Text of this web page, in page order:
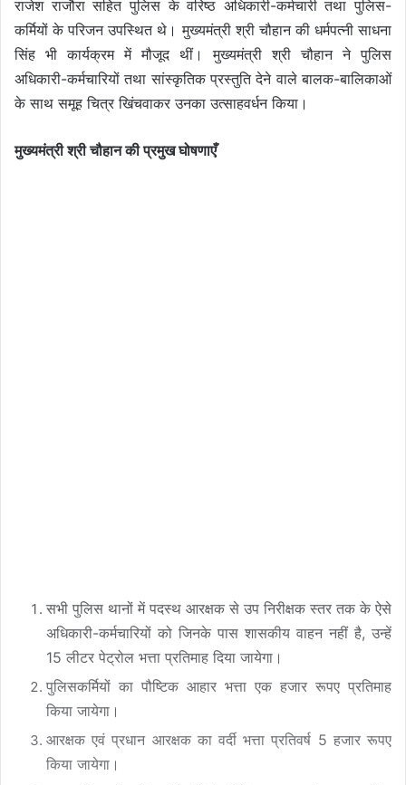
राजेश राजौरा सहित पुलिस के वरिष्ठ अधिकारी-कर्मचारी तथा पुलिस-
कर्मियों के परिजन उपस्थित थे। मुख्यमंत्री श्री चौहान की धर्मपत्नी साधना
सिंह भी कार्यक्रम में मौजूद थीं। मुख्यमंत्री श्री चौहान ने पुलिस
अधिकारी-कर्मचारियों तथा सांस्कृतिक प्रस्तुति देने वाले बालक-बालिकाओं
के साथ समूह चित्र खिंचवाकर उनका उत्साहवर्धन किया।
मुख्यमंत्री श्री चौहान की प्रमुख घोषणाएँ
सभी पुलिस थानों में पदस्थ आरक्षक से उप निरीक्षक स्तर तक के ऐसे
अधिकारी-कर्मचारियों को जिनके पास शासकीय वाहन नहीं है, उन्हें
15 लीटर पेट्रोल भत्ता प्रतिमाह दिया जायेगा।
पुलिसकर्मियों का पौष्टिक आहार भत्ता एक हजार रूपए प्रतिमाह
किया जायेगा।
आरक्षक एवं प्रधान आरक्षक का वर्दी भत्ता प्रतिवर्ष 5 हजार रूपए
किया जायेगा।